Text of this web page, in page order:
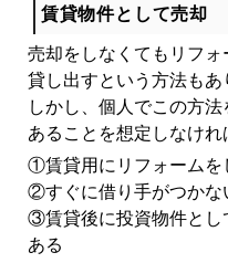
賃貸物件として売却
売却をしなくてもリフ
貸し出すという方法もあ
しかし、個人でこの方
あることを想定しなけれ
①賃貸用にリフォームを
②すぐに借り手がつかな
③賃貸後に投資物件とし
ある